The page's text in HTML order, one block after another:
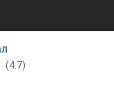
(4.7)